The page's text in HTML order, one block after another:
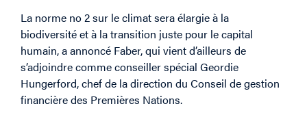
La norme no 2 sur le climat sera élargie à la
biodiversité et à la transition juste pour le capital
humain, a annoncé Faber, qui vient d’ailleurs de
s’adjoindre comme conseiller spécial Geordie
Hungerford, chef de la direction du Conseil de gestion
financière des Premières Nations.